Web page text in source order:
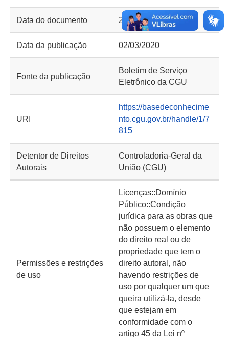
Data do documento 26/02/2020
Data da publicação 02/03/2020
Fonte da publicação
Boletim de Serviço
Eletrônico da CGU
URI
https://basedeconhecime
nto.cgu.gov.br/handle/1/7
815
Detentor de Direitos
Autorais
Controladoria-Geral da
União (CGU)
Permissões e restrições
de uso
Licenças::Domínio
Público::Condição
jurídica para as obras que
não possuem o elemento
do direito real ou de
propriedade que tem o
direito autoral, não
havendo restrições de
uso por qualquer um que
queira utilizá-la, desde
que estejam em
conformidade com o
artigo 45 da Lei nº